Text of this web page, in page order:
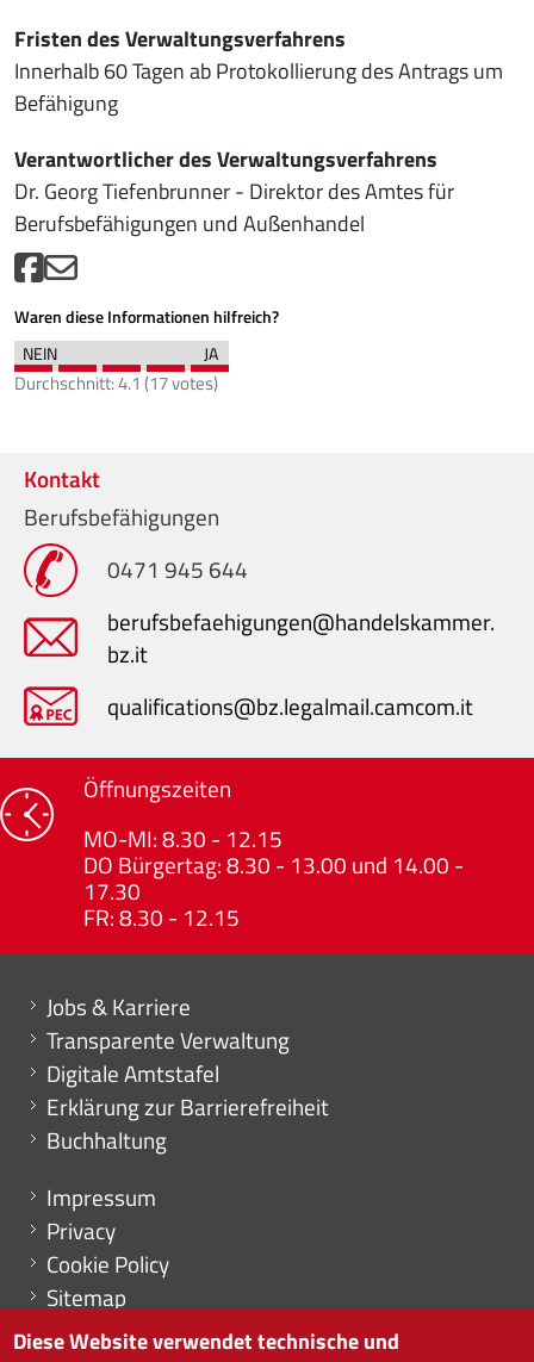
Fristen des Verwaltungsverfahrens
Innerhalb 60 Tagen ab Protokollierung des Antrags um
Befähigung
Verantwortlicher des Verwaltungsverfahrens
Dr. Georg Tiefenbrunner - Direktor des Amtes für
Berufsbefähigungen und Außenhandel
Waren diese Informationen hilfreich?
Durchschnitt:4.1 (17votes)
Kontakt
Berufsbefähigungen
0471 945 644
berufsbefaehigungen@handelskammer.
bz.it
qualifications@bz.legalmail.camcom.it
Öffnungszeiten
MO-MI: 8.30 - 12.15
DO Bürgertag: 8.30 - 13.00 und 14.00 -
17.30
FR: 8.30 - 12.15
Mini menu di servizio
Jobs & Karriere
Transparente Verwaltung
Digitale Amtstafel
Erklärung zur Barrierefreiheit
Buchhaltung
Menu footer
Impressum
Privacy
Cookie Policy
Sitemap
Cookie-Einstellungen
Diese Website verwendet technische und